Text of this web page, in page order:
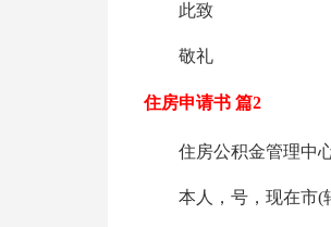
此致
敬礼
住房申请书 篇2
住房公积金管理中
本人，号，现在市(